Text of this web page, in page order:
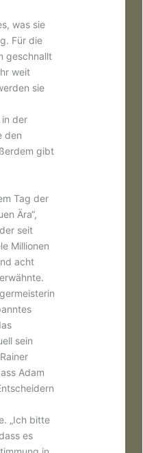
was sie
Für die
geschnallt
weit
sie
der
den
gibt
Tag der
Ära“,
seit
Millionen
acht
sein
Adam
„Ich bitte
es